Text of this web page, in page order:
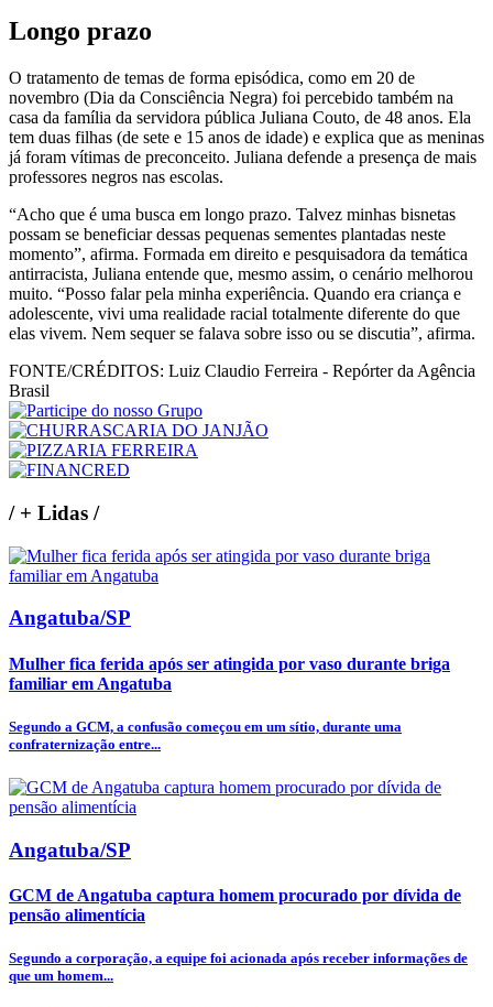
Longo prazo
O tratamento de temas de forma episódica, como em 20 de
novembro (Dia da Consciência Negra) foi percebido também na
casa da família da servidora pública Juliana Couto, de 48 anos. Ela
tem duas filhas (de sete e 15 anos de idade) e explica que as meninas
já foram vítimas de preconceito. Juliana defende a presença de mais
professores negros nas escolas.
“Acho que é uma busca em longo prazo. Talvez minhas bisnetas
possam se beneficiar dessas pequenas sementes plantadas neste
momento”, afirma. Formada em direito e pesquisadora da temática
antirracista, Juliana entende que, mesmo assim, o cenário melhorou
muito. “Posso falar pela minha experiência. Quando era criança e
adolescente, vivi uma realidade racial totalmente diferente do que
elas vivem. Nem sequer se falava sobre isso ou se discutia”, afirma.
FONTE/CRÉDITOS: Luiz Claudio Ferreira - Repórter da Agência
Brasil
/+ Lidas /
Angatuba/SP
Mulher fica ferida após ser atingida por vaso durante briga
familiar em Angatuba
Segundo a GCM, a confusão começou em um sítio, durante uma
confraternização entre...
Angatuba/SP
GCM de Angatuba captura homem procurado por dívida de
pensão alimentícia
Segundo a corporação, a equipe foi acionada após receber informações de
que um homem...